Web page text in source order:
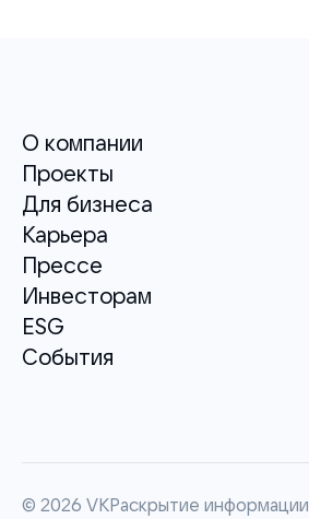
О компании
Проекты
Для бизнеса
Карьера
Прессе
Инвесторам
ESG
События
© 2026 VKРаскрытие информации